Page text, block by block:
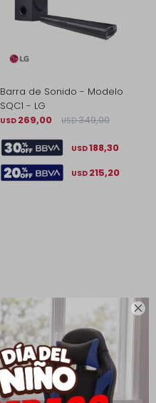

Barra de Sonido - Modelo
SQC1 - LG
USD 269,00 USD 349,00
USD188,30
USD 215,20